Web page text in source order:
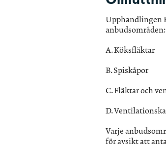
Upphandlingen
anbudsområden:
A. Köksfläktar
B. Spiskåpor
C. Fläktar och
D.
Varje
för avsikt att